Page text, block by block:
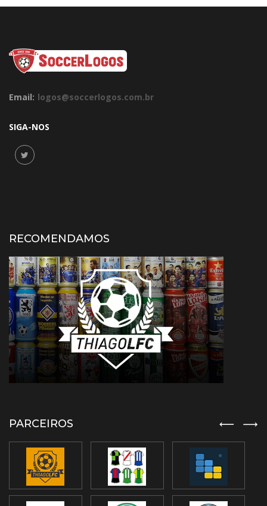
Email: logos@soccerlogos.com.br
SIGA-NOS
RECOMENDAMOS
PARCEIROS